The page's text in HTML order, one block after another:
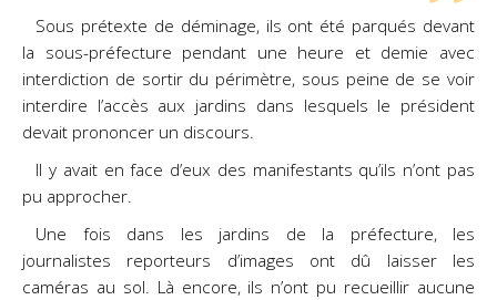
Sous prétexte de déminage, ils ont été parqués devant
la sous-préfecture pendant une heure et demie avec
interdiction de sortir du périmètre, sous peine de se voir
interdire l’accès aux jardins dans lesquels le président
devait prononcer un discours.
Il y avait en face d’eux des manifestants qu’ils n’ont pas
pu approcher.
Une fois dans les jardins de la préfecture, les
journalistes reporteurs d’images ont dû laisser les
caméras au sol. Là encore, ils n’ont pu recueillir aucune